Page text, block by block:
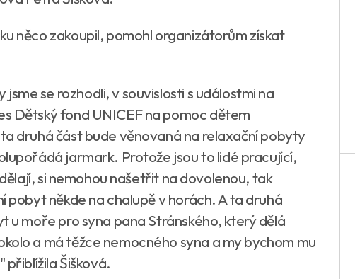
něco zakoupil, pomohl organizátorům získat
se rozhodli, v souvislosti s událostmi na
Dětský fond UNICEF na pomoc dětem
druhá část bude věnovaná na relaxační pobyty
jarmark. Protože jsou to lidé pracující,
si nemohou našetřit na dovolenou, tak
někde na chalupě v horách. A ta druhá
u moře pro syna pana Stránského, který dělá
a má těžce nemocného syna a my bychom mu
Šišková.